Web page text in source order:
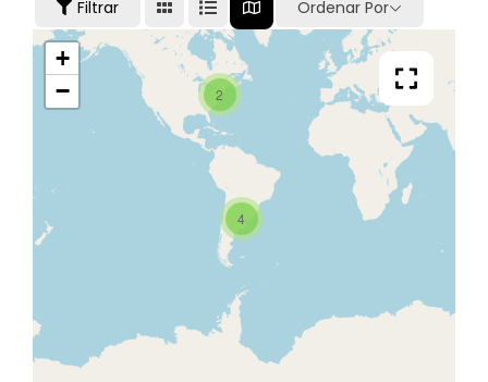
Filtrar
Ordenar Por
4
2
+
−